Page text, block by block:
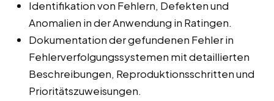
Identifikation von Fehlern, Defekten und
Anomalien in der Anwendung in Ratingen.
Dokumentation der gefundenen Fehler in
Fehlerverfolgungssystemen mit detaillierten
Beschreibungen, Reproduktionsschritten und
Prioritätszuweisungen.